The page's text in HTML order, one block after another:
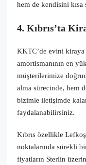
hem de kendisini
4. Kıbrıs’ta
KKTC’de evini kiraya
amortismanının en
müşterilerimize
alma sürecinde, hem
bizimle iletişimde
faydalanabilirsiniz.
Kıbrıs özellikle
noktalarında sürekli
fiyatların Sterlin